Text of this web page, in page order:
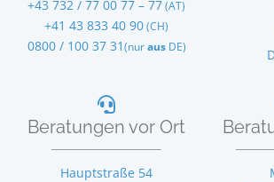
+43 732 / 77 00 77 – 77 (AT)
+41 43 833 40 90 (CH)
0800 / 100 37 31 (nur ausDE)
Beratungen vor Ort
Hauptstraße 54